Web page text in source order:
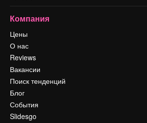
Компания
Цены
О нас
Reviews
Вакансии
Поиск тенденций
Блог
События
Slidesgo